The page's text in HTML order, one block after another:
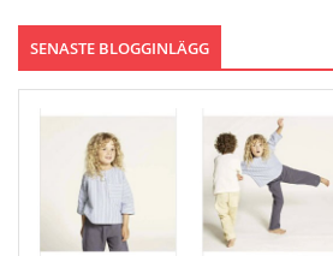
SENASTE BLOGGINLÄGG